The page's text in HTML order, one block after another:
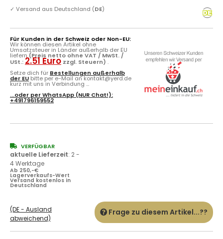
✓ Versand aus Deutschland (DE)
Für Kunden in der Schweiz oder Non-EU:
Wir können diesen Artikel ohne
Umsatzsteuer in Länder außerhalb der EU
liefern (Preis netto ohne VAT / MwSt. /
USt.: 2.51 Euro zzgl. Steuern) .
Setze dich für Bestellungen außerhalb
der EU bitte per e-Mail an kontakt@yerd.de
kurz mit uns in Verbindung ...
...oder perWhatsApp (NUR Chat!):
+491796159552
VERFÜGBAR
aktuelle Lieferzeit: 2 -
4 Werktage
Ab 250,-€
Lagerverkaufs-Wert
Versand kostenlos in
Deutschland
(DE - Ausland
abweichend)
Frage zu diesem Artikel...??